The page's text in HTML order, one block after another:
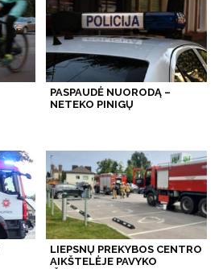
PASPAUDĖ NUORODĄ –
NETEKO PINIGŲ
LIEPSNŲ PREKYBOS CENTRO
AIKŠTELĖJE PAVYKO